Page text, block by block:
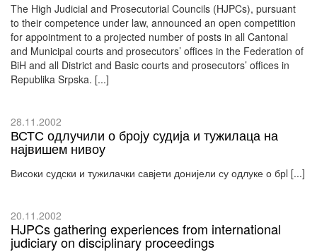
The High Judicial and Prosecutorial Councils (HJPCs), pursuant
to their competence under law, announced an open competition
for appointment to a projected number of posts in all Cantonal
and Municipal courts and prosecutors’ offices in the Federation of
BiH and all District and Basic courts and prosecutors’ offices in
Republika Srpska. [...]
28.11.2002
ВСТС одлучили о броју судија и тужилаца на
највишем нивоу
Високи судски и тужилачки савјети донијели су одлуке о брl [...]
20.11.2002
HJPCs gathering experiences from international
judiciary on disciplinary proceedings